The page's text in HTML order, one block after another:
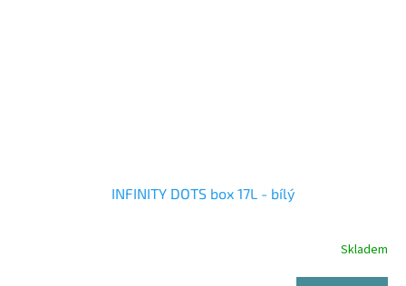
INFINITY DOTS box 17L - bílý
Skladem